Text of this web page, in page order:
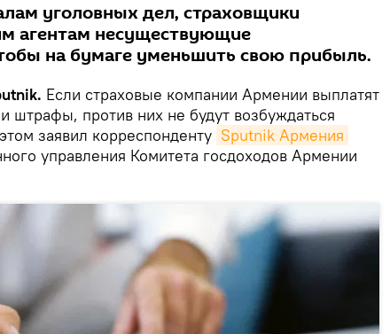
уголовных дел, страховщики
агентам несуществующие
на бумаге уменьшить свою прибыль.
Если страховые компании Армении выплатят
штрафы, против них не будут возбуждаться
заявил корреспонденту Sputnik Армения
управления Комитета госдоходов Армении